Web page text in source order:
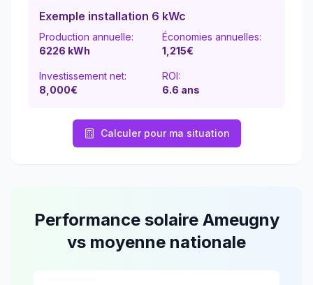
Exemple installation 6 kWc
Production annuelle:
6226 kWh
Économies annuelles:
1,215€
Investissement net:
8,000€
ROI:
6.6 ans
Calculer pour ma situation
Performance solaire Ameugny
vs moyenne nationale